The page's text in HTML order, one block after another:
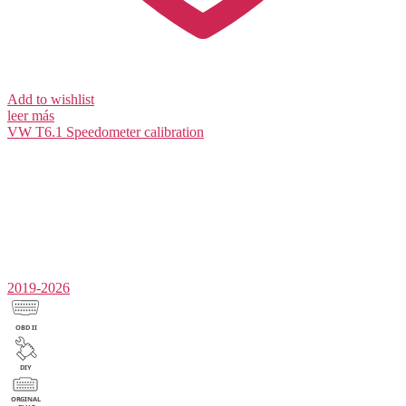
Add to wishlist
leer más
VW T6.1 Speedometer calibration
2019-2026